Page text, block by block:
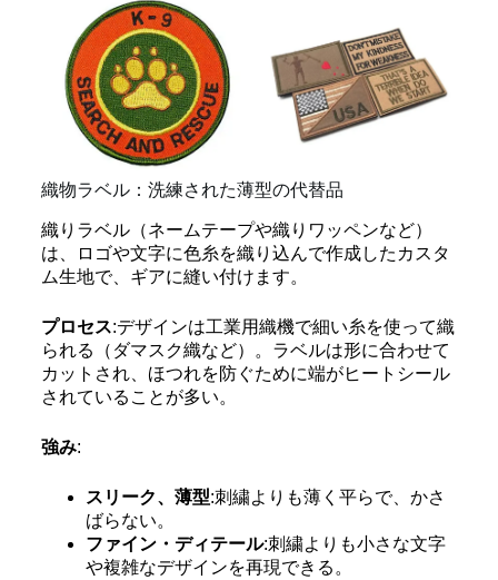
織物ラベル：洗練された薄型の代替品
織りラベル（ネームテープや織りワッペンなど）
は、ロゴや文字に色糸を織り込んで作成したカスタ
ム生地で、ギアに縫い付けます。
プロセス:デザインは工業用織機で細い糸を使って織
られる（ダマスク織など）。ラベルは形に合わせて
カットされ、ほつれを防ぐために端がヒートシール
されていることが多い。
強み:
スリーク、薄型:刺繍よりも薄く平らで、かさ
ばらない。
ファイン・ディテール:刺繍よりも小さな文字
や複雑なデザインを再現できる。